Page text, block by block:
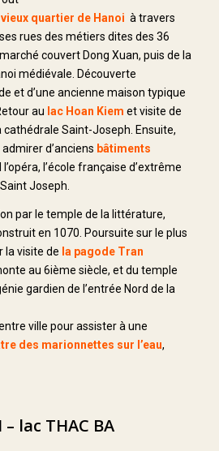
vieux quartier de Hanoi à travers
rues des métiers dites des 36
couvert Dong Xuan, puis de la
médiévale. Découverte
et d’une ancienne maison typique
au lac Hoan Kiem et visite de
cathédrale Saint-Joseph. Ensuite,
d’anciens bâtiments
l’école française d’extrême
Joseph.
par le temple de la littérature,
en 1070. Poursuite sur le plus
la visite de la pagode Tran
au 6ième siècle, et du temple
gardien de l’entrée Nord de la
ville pour assister à une
des marionnettes sur l’eau,
– lac THAC BA